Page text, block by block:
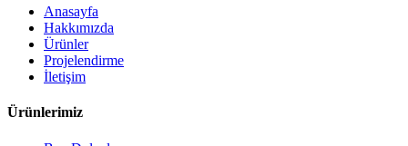
Anasayfa
Hakkımızda
Ürünler
Projelendirme
İletişim
Ürünlerimiz